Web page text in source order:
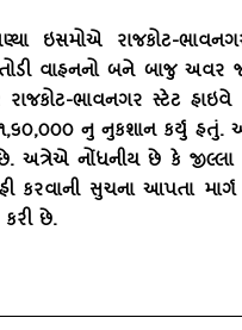
ઇસમોએ રાજકોટ-
વાહનનો બને બાજુ અવર
ભાવનગર સ્‍ટેટ હાઇવે
,૬૦,૦૦૦ નુ નુકશાન કર્યુ હતું.
અત્રેએ નોંધનીય છે કે
કરવાની સુચના આપતા
કરી છે.